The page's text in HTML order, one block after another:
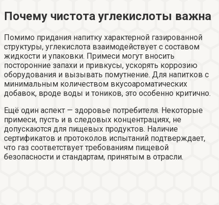
Почему чистота углекислоты важна
Помимо придания напитку характерной газированной
структуры, углекислота взаимодействует с составом
жидкости и упаковки. Примеси могут вносить
посторонние запахи и привкусы, ускорять коррозию
оборудования и вызывать помутнение. Для напитков с
минимальным количеством вкусоароматических
добавок, вроде воды и тоников, это особенно критично.
Ещё один аспект — здоровье потребителя. Некоторые
примеси, пусть и в следовых концентрациях, не
допускаются для пищевых продуктов. Наличие
сертификатов и протоколов испытаний подтверждает,
что газ соответствует требованиям пищевой
безопасности и стандартам, принятым в отрасли.